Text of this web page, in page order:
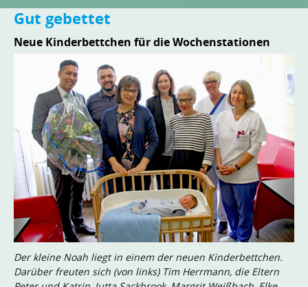
Gut gebettet
Neue Kinderbettchen für die Wochenstationen
Der kleine Noah liegt in einem der neuen Kinderbettchen.
Darüber freuten sich (von links) Tim Herrmann, die Eltern